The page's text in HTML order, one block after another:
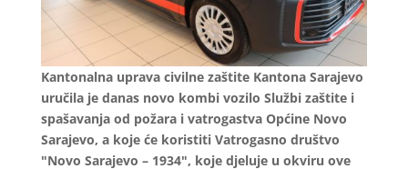
Kantonalna uprava civilne zaštite Kantona Sarajevo
uručila je danas novo kombi vozilo Službi zaštite i
spašavanja od požara i vatrogastva Općine Novo
Sarajevo, a koje će koristiti Vatrogasno društvo
"Novo Sarajevo – 1934", koje djeluje u okviru ove